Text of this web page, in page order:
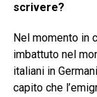
scrivere?
Nel momento in
imbattuto nel
italiani in
capito che